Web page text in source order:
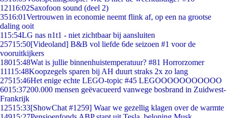
12116:02Saxofoon sound (deel 2)
3516:01Vertrouwen in economie neemt flink af, op een na grootse
daling ooit
115:54LG nas n1t1 - niet zichtbaar bij aansluiten
25715:50[Videoland] B&B vol liefde 6de seizoen #1 voor de
vooruitkijkers
18015:48Wat is jullie binnenhuistemperatuur? #81 Horrorzomer
11115:48Koopzegels sparen bij AH duurt straks 2x zo lang
27515:46Het enige echte LEGO-topic #45 LEGOOOOOOOOOOO
6015:37200.000 mensen geëvacueerd vanwege bosbrand in Zuidwest-
Frankrijk
12515:33[ShowChat #1259] Waar we gezellig klagen over de warmte